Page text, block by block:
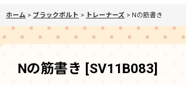
ホーム > ブラックボルト > トレーナーズ > Nの筋書き
Nの筋書き [SV11B083]